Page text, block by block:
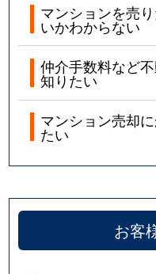
大国
1,800
大国
2,300
大国
1,800
立葉
浪速東
4,000
難波中
1,700
マンションを売
いかわからない
仲介手数料など
知りたい
マンション売却
たい
お客